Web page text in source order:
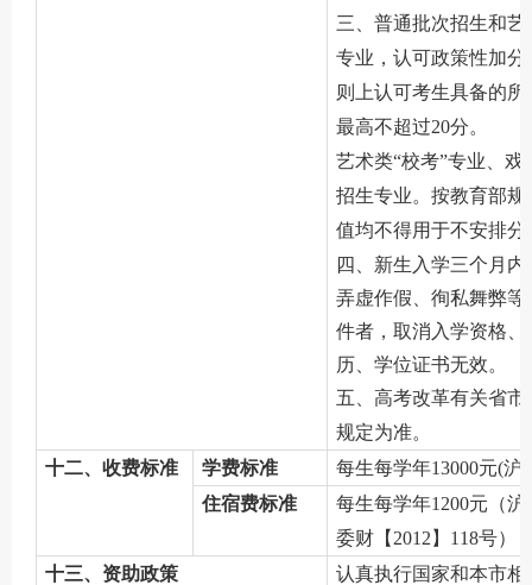
三、普通批次招生和艺
专业，认可政策性加
则上认可考生具备的
最高不超过20分。
艺术类“校考”专业、
招生专业。按教育部
值均不得用于不安排
四、新生入学三个月内
弄虚作假、徇私舞弊等
件者，取消入学资格
历、学位证书无效。
五、高考改革有关省
规定为准。
十二、收费标准
学费标准 每生每学年13000元(沪
住宿费标准
每生每学年1200元（
委财【2012】118号）
十三、资助政策
认真执行国家和本市